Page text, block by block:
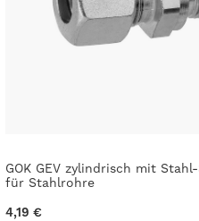
GOK GEV zylindrisch mit
für Stahlrohre
4,19 €